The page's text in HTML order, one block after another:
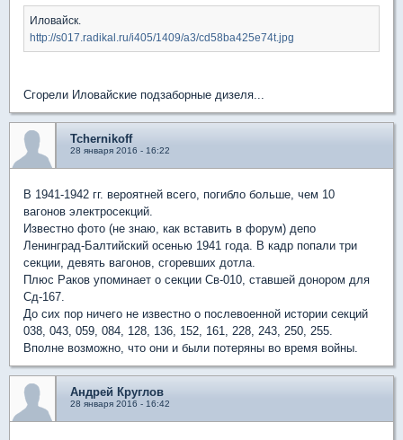
Иловайск.
http://s017.radikal.ru/i405/1409/a3/cd58ba425e74t.jpg
Сгорели Иловайские подзаборные дизеля...
Tchernikoff
28 января 2016 - 16:22
В 1941-1942 гг. вероятней всего, погибло больше, чем 10
вагонов электросекций.
Известно фото (не знаю, как вставить в форум) депо
Ленинград-Балтийский осенью 1941 года. В кадр попали три
секции, девять вагонов, сгоревших дотла.
Плюс Раков упоминает о секции Св-010, ставшей донором для
Сд-167.
До сих пор ничего не известно о послевоенной истории секций
038, 043, 059, 084, 128, 136, 152, 161, 228, 243, 250, 255.
Вполне возможно, что они и были потеряны во время войны.
Андрей Круглов
28 января 2016 - 16:42